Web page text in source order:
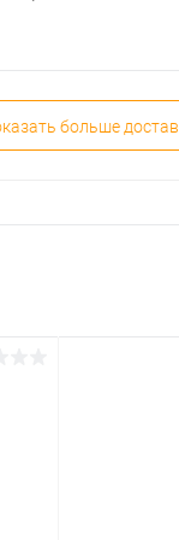
больше